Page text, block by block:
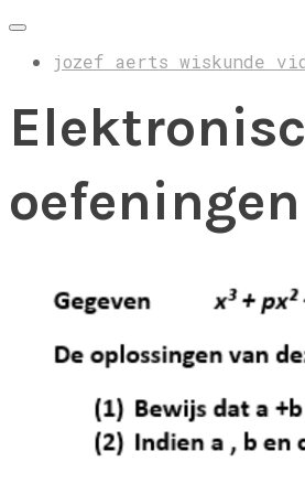
jozef aerts wiskunde
oefeningen